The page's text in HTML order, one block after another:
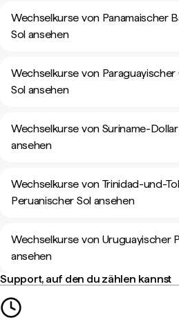
Wechselkurse von Panamaischer
Sol ansehen
Wechselkurse von Paraguayischer
Sol ansehen
Wechselkurse von Suriname-
ansehen
Wechselkurse von Trinidad-und-
Peruanischer Sol ansehen
Wechselkurse von Uruguayischer
ansehen
Support, auf den du zählen kannst